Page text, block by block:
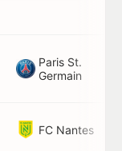
Paris St.
Germain
FC Nantes